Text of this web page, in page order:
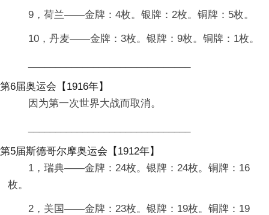
9，荷兰——金牌：4枚。银牌：2枚。铜牌：5枚。
10，丹麦——金牌：3枚。银牌：9枚。铜牌：1枚。
第6届奥运会【1916年】
因为第一次世界大战而取消。
第5届斯德哥尔摩奥运会【1912年】
1，瑞典——金牌：24枚。银牌：24枚。铜牌：16
枚。
2，美国——金牌：23枚。银牌：19枚。铜牌：19